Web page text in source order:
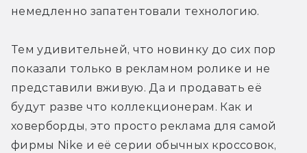
немедленно запатентовали технологию.
Тем удивительней, что новинку до сих пор
показали только в рекламном ролике и не
представили вживую. Да и продавать её
будут разве что коллекционерам. Как и
ховерборды, это просто реклама для самой
фирмы Nike и её серии обычных кроссовок,